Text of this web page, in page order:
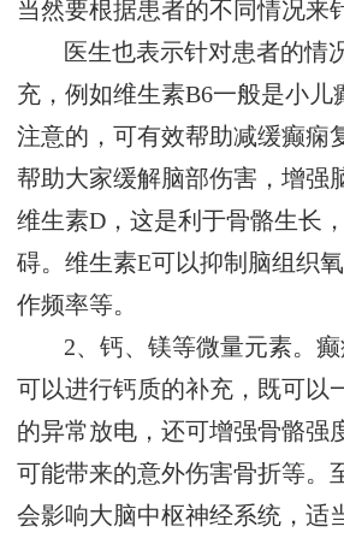
当然要根据患者的不同情况来
医生也表示针对患者的情
充，例如维生素B6一般是小儿
注意的，可有效帮助减缓癫痫
帮助大家缓解脑部伤害，增强
维生素D，这是利于骨骼生长
碍。维生素E可以抑制脑组织
作频率等。
2、钙、镁等微量元素。
可以进行钙质的补充，既可以
的异常放电，还可增强骨骼强
可能带来的意外伤害骨折等。
会影响大脑中枢神经系统，适